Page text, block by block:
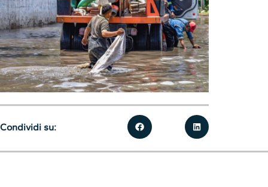
Condividi su: